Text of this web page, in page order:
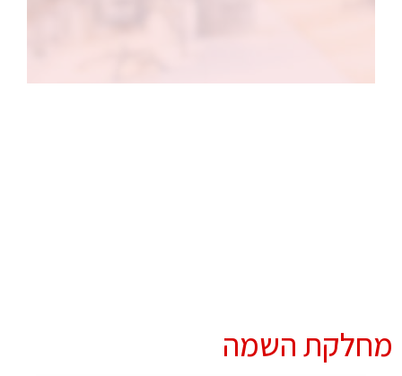
מחלקת השמה